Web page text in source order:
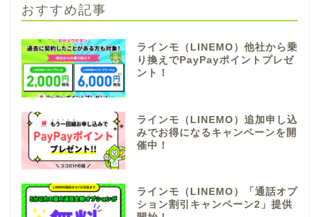
おすすめ記事
ラインモ（LINEMO）他社から乗
り換えでPayPayポイントプレゼ
ント！
ラインモ（LINEMO）追加申し込
みでお得になるキャンペーンを開
催中！
ラインモ（LINEMO）「通話オプ
ション割引キャンペーン2」提供